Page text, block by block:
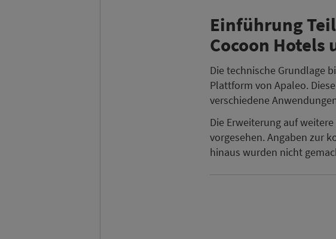
Einführung
Cocoon Hotels
Die technische Grundlage
Plattform von Apaleo.
verschiedene
Die Erweiterung auf
vorgesehen. Angaben zur
hinaus wurden nicht